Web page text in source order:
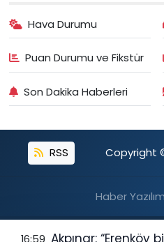
Hava Durumu
Puan Durumu ve Fikstür
Son Dakika Haberleri
RSS Copyright ©
Haber
16:59 Akpınar: “Erenköy